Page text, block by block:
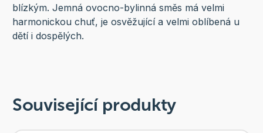
blízkým. Jemná ovocno-bylinná směs má velmi
harmonickou chuť, je osvěžující a velmi oblíbená u
dětí i dospělých.
Související produkty